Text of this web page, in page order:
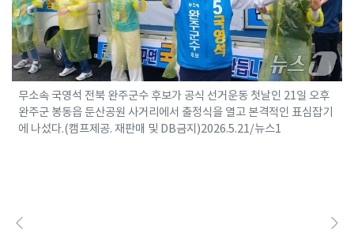
무소속 국영석 전북 완주군수 후보가 공식 선거운동 첫날인 21일 오후
완주군 봉동읍 둔산공원 사거리에서 출정식을 열고 본격적인 표심잡기
에 나섰다.(캠프제공. 재판매 및 DB금지)2026.5.21/뉴스1